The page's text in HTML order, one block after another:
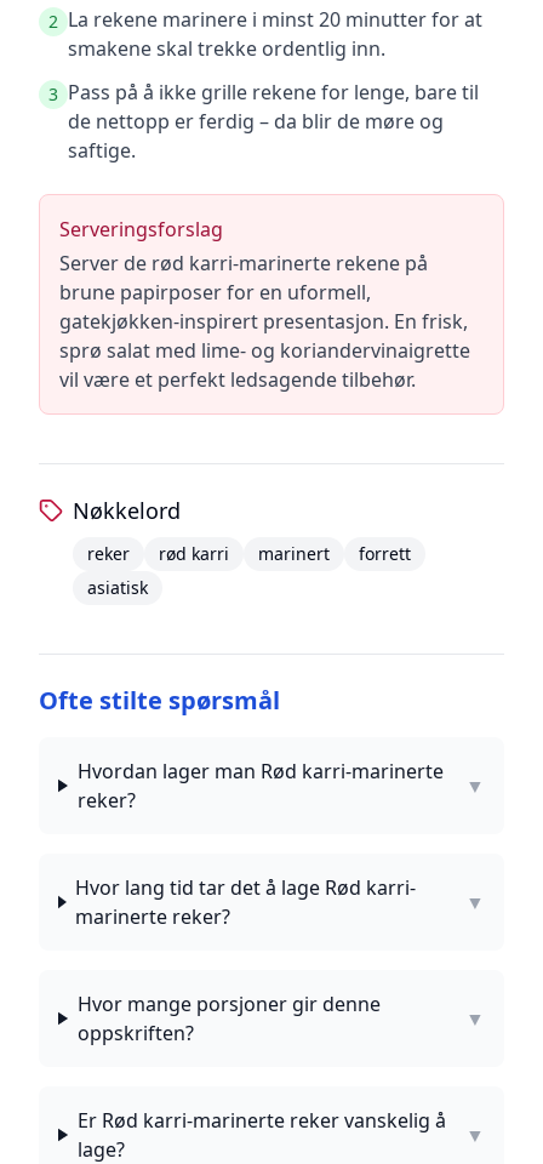
2 La rekene marinere i minst 20 minutter for at
smakene skal trekke ordentlig inn.
3 Pass på å ikke grille rekene for lenge, bare til
de nettopp er ferdig – da blir de møre og
saftige.
Serveringsforslag
Server de rød karri-marinerte rekene på
brune papirposer for en uformell,
gatekjøkken-inspirert presentasjon. En frisk,
sprø salat med lime- og koriandervinaigrette
vil være et perfekt ledsagende tilbehør.
Nøkkelord
reker rød karri marinert
forrett
asiatisk
Ofte stilte spørsmål
Hvordan lager man Rød karri-marinerte
reker?
▼
Hvor lang tid tar det å lage Rød karri-
marinerte reker?
▼
Hvor mange porsjoner gir denne
oppskriften?
▼
Er Rød karri-marinerte reker vanskelig å
lage?
▼